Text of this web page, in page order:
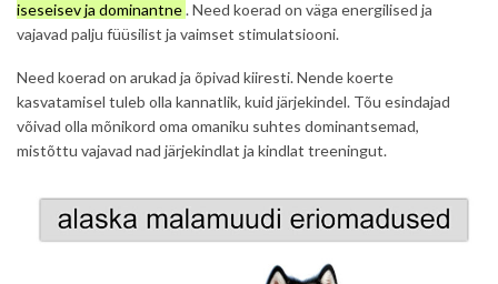
iseseisev ja dominantne. Need koerad on väga energilised ja
vajavad palju füüsilist ja vaimset stimulatsiooni.
Need koerad on arukad ja õpivad kiiresti. Nende koerte
kasvatamisel tuleb olla kannatlik, kuid järjekindel. Tõu esindajad
võivad olla mõnikord oma omaniku suhtes dominantsemad,
mistõttu vajavad nad järjekindlat ja kindlat treeningut.